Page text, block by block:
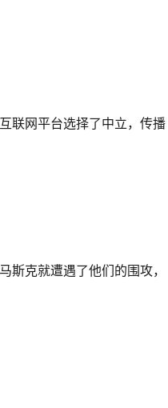
联网平台选择了中立，传播
斯克就遭遇了他们的围攻，